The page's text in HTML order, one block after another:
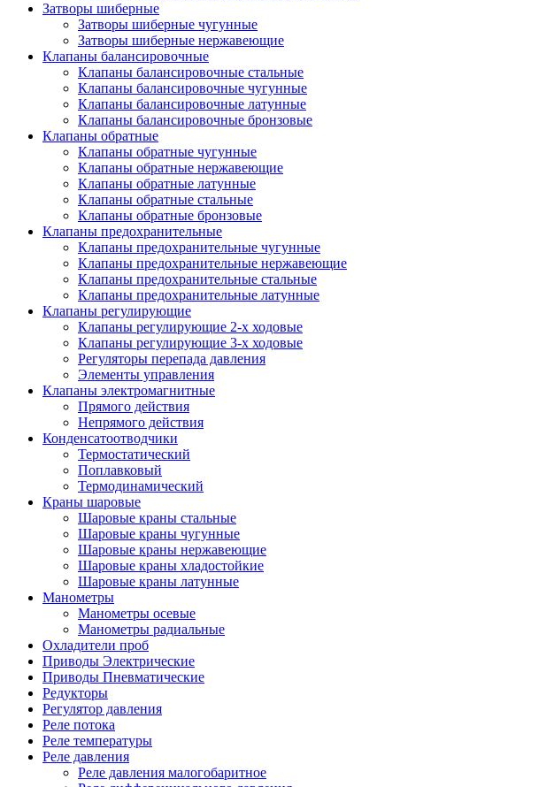
Затворы шиберные
Затворы шиберные чугунные
Затворы шиберные нержавеющие
Клапаны балансировочные
Клапаны балансировочные стальные
Клапаны балансировочные чугунные
Клапаны балансировочные латунные
Клапаны балансировочные бронзовые
Клапаны обратные
Клапаны обратные чугунные
Клапаны обратные нержавеющие
Клапаны обратные латунные
Клапаны обратные стальные
Клапаны обратные бронзовые
Клапаны предохранительные
Клапаны предохранительные чугунные
Клапаны предохранительные нержавеющие
Клапаны предохранительные стальные
Клапаны предохранительные латунные
Клапаны регулирующие
Клапаны регулирующие 2-х ходовые
Клапаны регулирующие 3-х ходовые
Регуляторы перепада давления
Элементы управления
Клапаны электромагнитные
Прямого действия
Непрямого действия
Конденсатоотводчики
Термостатический
Поплавковый
Термодинамический
Краны шаровые
Шаровые краны стальные
Шаровые краны чугунные
Шаровые краны нержавеющие
Шаровые краны хладостойкие
Шаровые краны латунные
Манометры
Манометры осевые
Манометры радиальные
Охладители проб
Приводы Электрические
Приводы Пневматические
Редукторы
Регулятор давления
Реле потока
Реле температуры
Реле давления
Реле давления малогобаритное